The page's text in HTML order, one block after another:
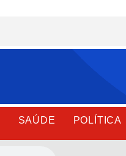
SAÚDE POLÍTICA